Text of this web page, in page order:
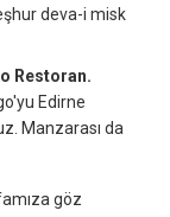
deva-i misk
Restoran.
Edirne
Manzarası da
göz